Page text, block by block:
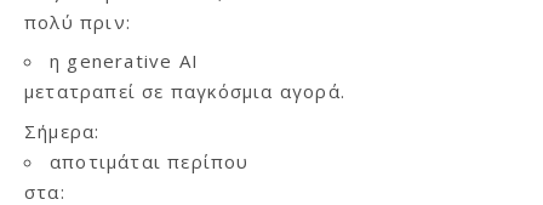
πολύ πριν:
η generative AI
μετατραπεί σε παγκόσμια αγορά.
Σήμερα:
αποτιμάται περίπου
στα: